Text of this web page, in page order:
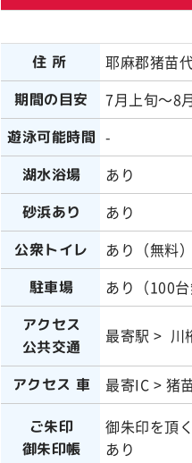
住所 耶麻郡猪苗
期間の目安 7月上旬～8
遊泳可能時間 -
湖水浴場 あり
砂浜あり あり
公衆トイレ あり（無料）
駐車場 あり（100台
アクセス
公共交通
最寄駅 > 川
アクセス 車 最寄IC > 猪
ご朱印
御朱印帳
御朱印を頂
あり